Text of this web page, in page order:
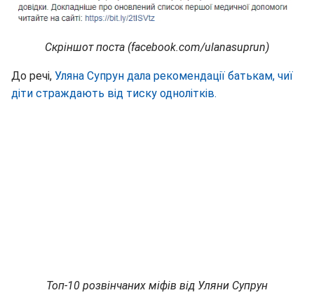
Скріншот поста (facebook.com/ulanasuprun)
До речі, Уляна Супрун дала рекомендації батькам, чиї
діти страждають від тиску однолітків.
Топ-10 розвінчаних міфів від Уляни Супрун